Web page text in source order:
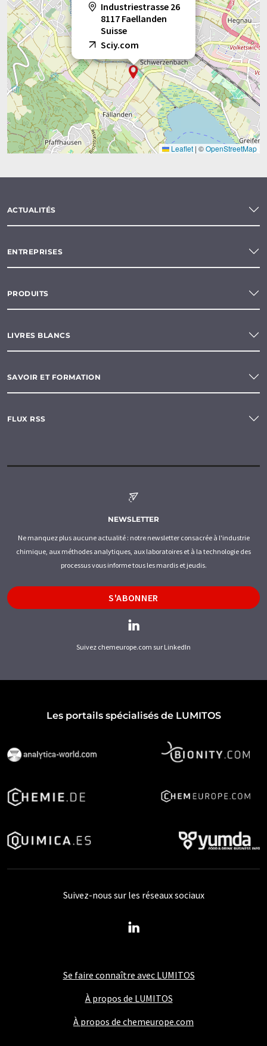
Industriestrasse 26
8117 Faellanden
Suisse
Sciy.com
Leaflet | ©OpenStreetMap
ACTUALITÉS
ENTREPRISES
PRODUITS
LIVRES BLANCS
SAVOIR ET FORMATION
FLUX RSS
NEWSLETTER
Ne manquez plus aucune actualité : notre newsletter consacrée à l'industrie
chimique, aux méthodes analytiques, aux laboratoires et à la technologie des
processus vous informe tous les mardis et jeudis.
S'ABONNER
Suivez chemeurope.com sur LinkedIn
Les portails spécialisés de LUMITOS
Se faire connaître avec LUMITOS
À propos de LUMITOS
À propos de chemeurope.com
Suivez-nous sur les réseaux sociaux